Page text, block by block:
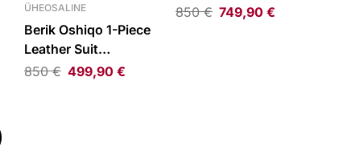
ÜHEOSALINE
Berik Oshiqo 1-Piece
Leather Suit
Black/White
850€ 499,90 €
Black/Red
850€ 749,90 €